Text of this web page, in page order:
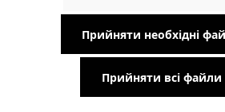
У поєднанні з
технологією
забезпечуючи дощовою
Прийняти необхідні
Прийняти всі файли